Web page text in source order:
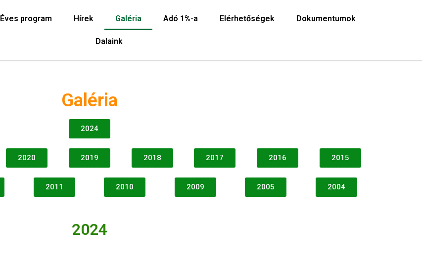
Éves program Hírek Galéria Adó 1%-a Elérhetőségek Dokumentumok
Dalaink
Galéria
2024
2020 2019 2018 2017 2016 2015
2011 2010 2009 2005 2004
2024